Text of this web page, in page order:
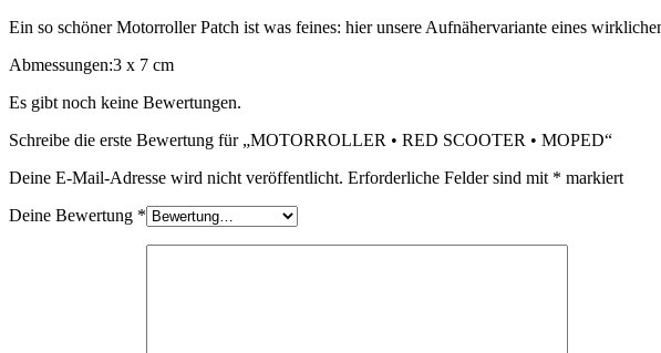
Ein so schöner Motorroller Patch ist was feines: hier unsere Aufnähervariante eines
Abmessungen:3 x 7 cm
Es gibt noch keine Bewertungen.
Schreibe die erste Bewertung für „MOTORROLLER • RED SCOOTER • MOPED“
Deine E-Mail-Adresse wird nicht veröffentlicht. Erforderliche Felder sind mit * markiert
Deine Bewertung *